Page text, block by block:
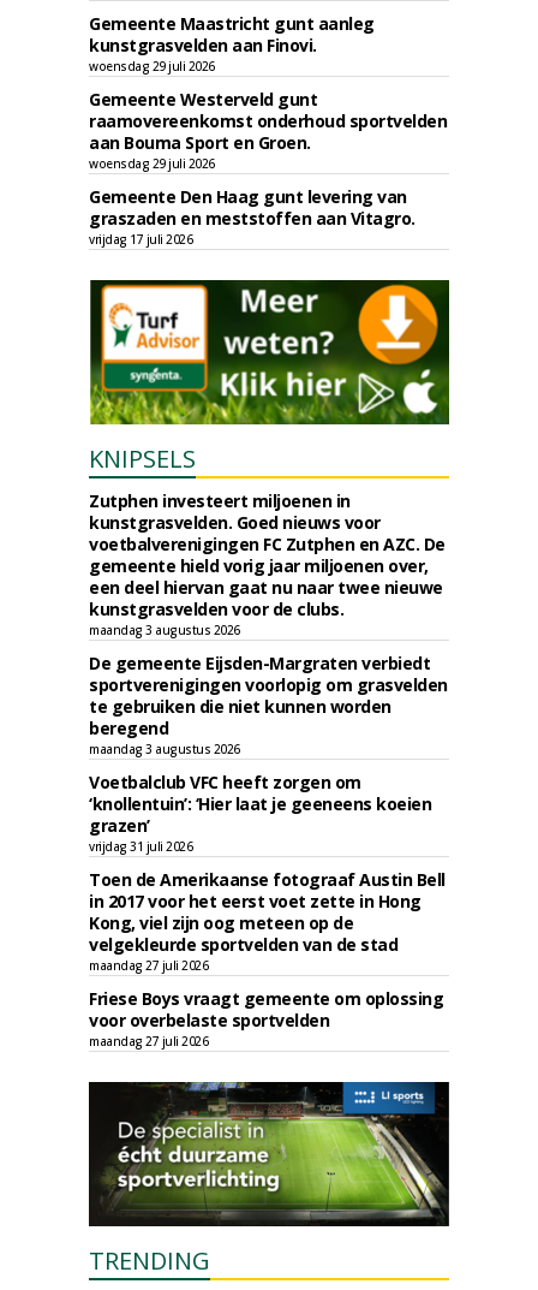
Gemeente Maastricht gunt aanleg
kunstgrasvelden aan Finovi.
woensdag 29 juli 2026
Gemeente Westerveld gunt
raamovereenkomst onderhoud sportvelden
aan Bouma Sport en Groen.
woensdag 29 juli 2026
Gemeente Den Haag gunt levering van
graszaden en meststoffen aan Vitagro.
vrijdag 17 juli 2026
KNIPSELS
Zutphen investeert miljoenen in
kunstgrasvelden. Goed nieuws voor
voetbalverenigingen FC Zutphen en AZC. De
gemeente hield vorig jaar miljoenen over,
een deel hiervan gaat nu naar twee nieuwe
kunstgrasvelden voor de clubs.
maandag 3 augustus 2026
De gemeente Eijsden-Margraten verbiedt
sportverenigingen voorlopig om grasvelden
te gebruiken die niet kunnen worden
beregend
maandag 3 augustus 2026
Voetbalclub VFC heeft zorgen om
‘knollentuin’: ‘Hier laat je geeneens koeien
grazen’
vrijdag 31 juli 2026
Toen de Amerikaanse fotograaf Austin Bell
in 2017 voor het eerst voet zette in Hong
Kong, viel zijn oog meteen op de
velgekleurde sportvelden van de stad
maandag 27 juli 2026
Friese Boys vraagt gemeente om oplossing
voor overbelaste sportvelden
maandag 27 juli 2026
TRENDING